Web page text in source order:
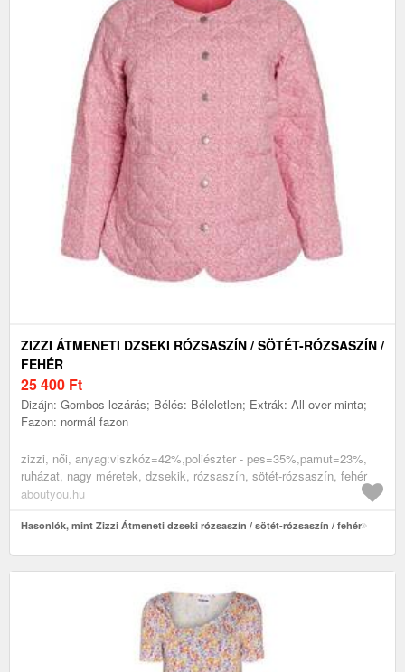
ZIZZI ÁTMENETI DZSEKI RÓZSASZÍN / SÖTÉT-RÓZSASZÍN /
FEHÉR
25 400 Ft
Dizájn: Gombos lezárás; Bélés: Béleletlen; Extrák: All over minta;
Fazon: normál fazon
zizzi, női, anyag:viszkóz=42%,poliészter - pes=35%,pamut=23%,
ruházat, nagy méretek, dzsekik, rózsaszín, sötét-rózsaszín, fehér
aboutyou.hu
Hasonlók, mint Zizzi Átmeneti dzseki rózsaszín / sötét-rózsaszín / fehér